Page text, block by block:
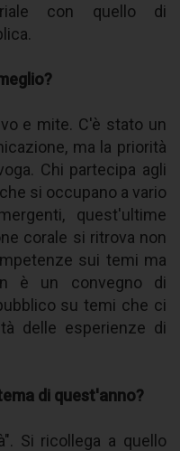
con quello di
e mite. C'è stato un
ma la priorità
Chi partecipa agli
si occupano a vario
quest'ultime
corale si ritrova non
sui temi ma
è un convegno di
su temi che ci
delle esperienze di
di quest'anno?
Si ricollega a quello